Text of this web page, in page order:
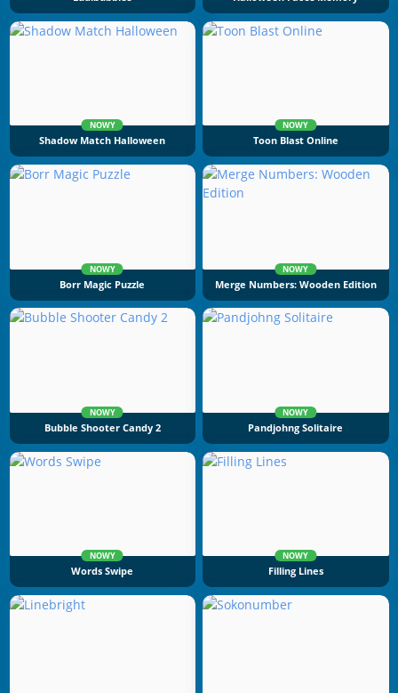
NOWY
Shadow Match Halloween
NOWY
Toon Blast Online
NOWY
Borr Magic Puzzle
NOWY
Merge Numbers: Wooden Edition
NOWY
Bubble Shooter Candy 2
NOWY
Pandjohng Solitaire
NOWY
Words Swipe
NOWY
Filling Lines